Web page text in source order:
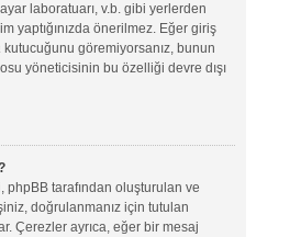
laboratuarı, v.b. gibi yerlerden
yaptığınızda önerilmez. Eğer giriş
kutucuğunu göremiyorsanız, bunun
yöneticisinin bu özelliği devre dışı
phpBB tarafından oluşturulan ve
doğrulanmanız için tutulan
Çerezler ayrıca, eğer bir mesaj